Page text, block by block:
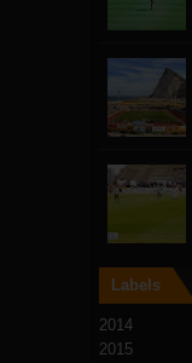
Labels
2014
2015